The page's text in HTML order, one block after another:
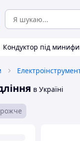
Кондуктор під
в Україні